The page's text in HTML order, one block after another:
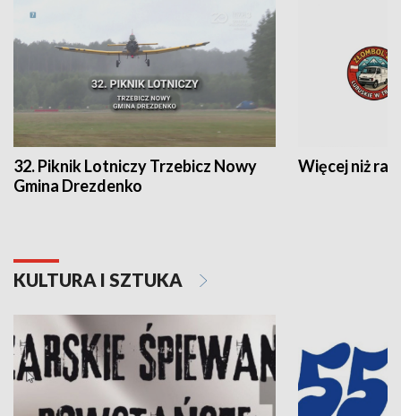
32. Piknik Lotniczy Trzebicz Nowy
Gmina Drezdenko
Więcej niż rajd
KULTURA I SZTUKA